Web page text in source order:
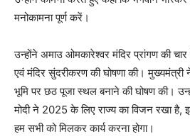
मनोकामना पूर्ण करें।
उन्होंने अमाउ ओमकारेश्वर मंदिर प्रांगण की चार
एवं मंदिर सुंदरीकरण की घोषणा की। मुख्यमंत्री
भूमि पर छठ पूजा स्थल बनाने की घोषण की।
मोदी ने 2025 के लिए राज्य का विजन रखा है,
हम सभी को मिलकर कार्य करना होगा।